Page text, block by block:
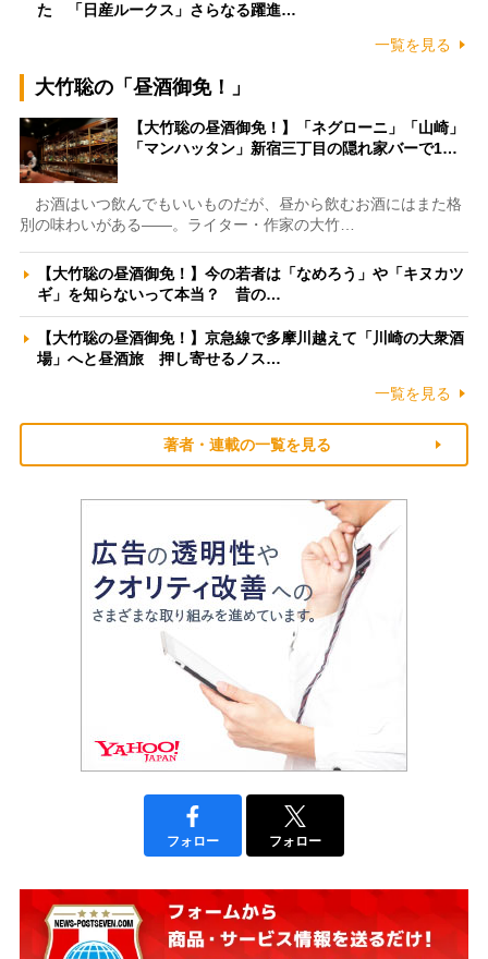
た 「日産ルークス」さらなる躍進…
一覧を見る
大竹聡の「昼酒御免！」
【大竹聡の昼酒御免！】「ネグローニ」「山崎」
「マンハッタン」新宿三丁目の隠れ家バーで1…
お酒はいつ飲んでもいいものだが、昼から飲むお酒にはまた格
別の味わいがある――。ライター・作家の大竹…
【大竹聡の昼酒御免！】今の若者は「なめろう」や「キヌカツ
ギ」を知らないって本当？ 昔の…
【大竹聡の昼酒御免！】京急線で多摩川越えて「川崎の大衆酒
場」へと昼酒旅 押し寄せるノス…
一覧を見る
著者・連載の一覧を見る
フォロー フォロー